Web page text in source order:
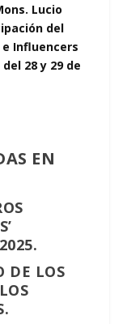
Lucio
del
Influencers
28 y 29 de
EN
DE LOS